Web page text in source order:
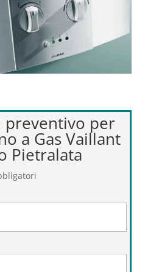
preventivo per
a Gas Vaillant
Pietralata